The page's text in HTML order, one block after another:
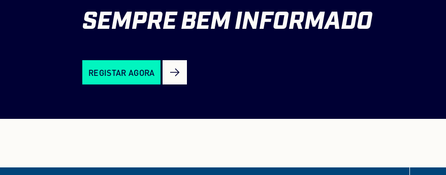
SEMPREBEMINFORMADO
REGISTAR AGORA